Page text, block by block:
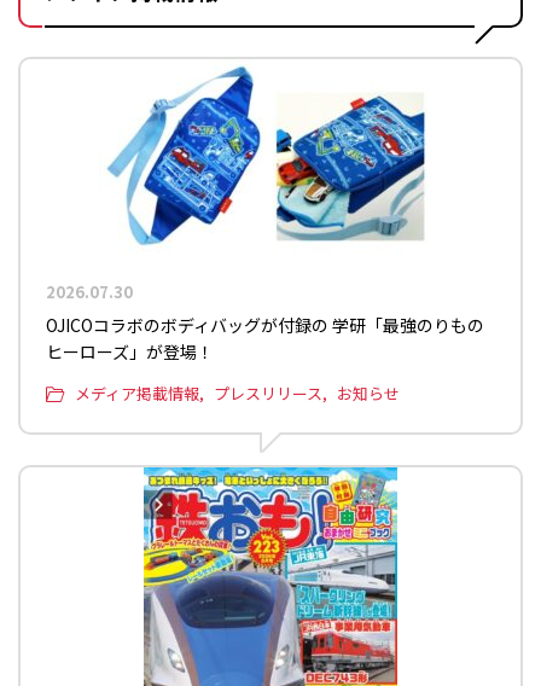
2026.07.30
OJICOコラボのボディバッグが付録の 学研「最強のりもの
ヒーローズ」が登場！
メディア掲載情報 プレスリリース お知らせ